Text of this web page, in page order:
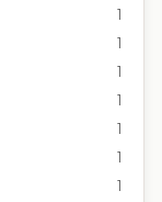
1
1
1
1
1
1
1